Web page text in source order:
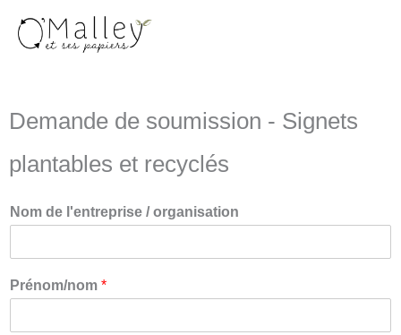
Aller
Demande de soumission - Signets
plantables et recyclés
Nom de l'entreprise / organisation
Prénom/nom *